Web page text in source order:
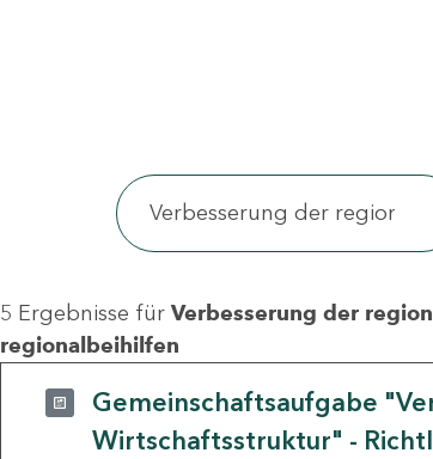
5 Ergebnisse für Verbesserung der
regionalbeihilfen
Gemeinschaftsaufgabe
Wirtschaftsstruktur" -